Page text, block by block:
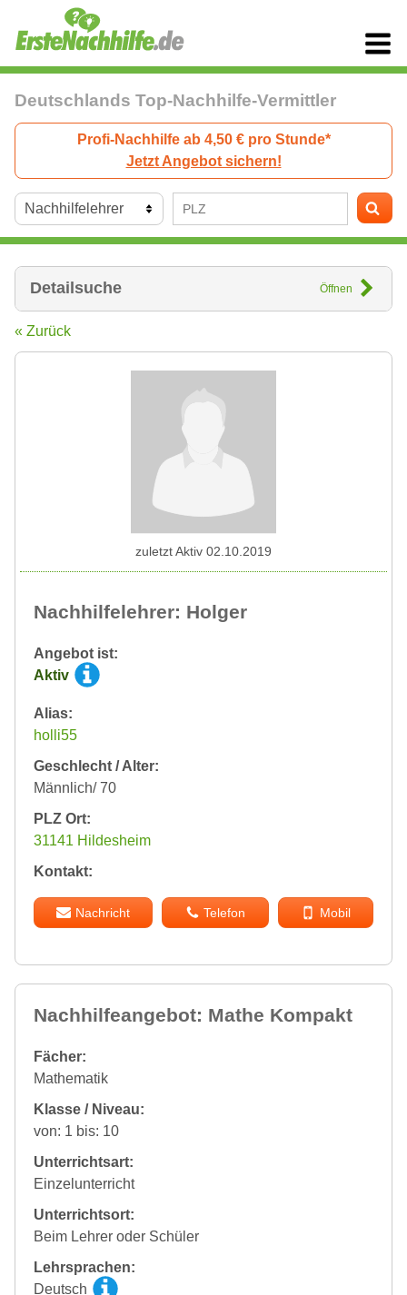
Deutschlands Top-Nachhilfe-Vermittler
Profi-Nachhilfe ab 4,50 € pro Stunde*
Jetzt Angebot sichern!
Detailsuche Öffnen
« Zurück
Nachhilfelehrer: Holger
Angebot ist:
Aktiv
Alias:
holli55
Geschlecht / Alter:
Männlich/ 70
PLZ Ort:
31141 Hildesheim
Kontakt:
Nachricht Telefon Mobil
zuletzt Aktiv 02.10.2019
Nachhilfeangebot: Mathe Kompakt
Fächer:
Mathematik
Klasse / Niveau:
von: 1 bis: 10
Unterrichtsart:
Einzelunterricht
Unterrichtsort:
Beim Lehrer oder Schüler
Lehrsprachen:
Deutsch